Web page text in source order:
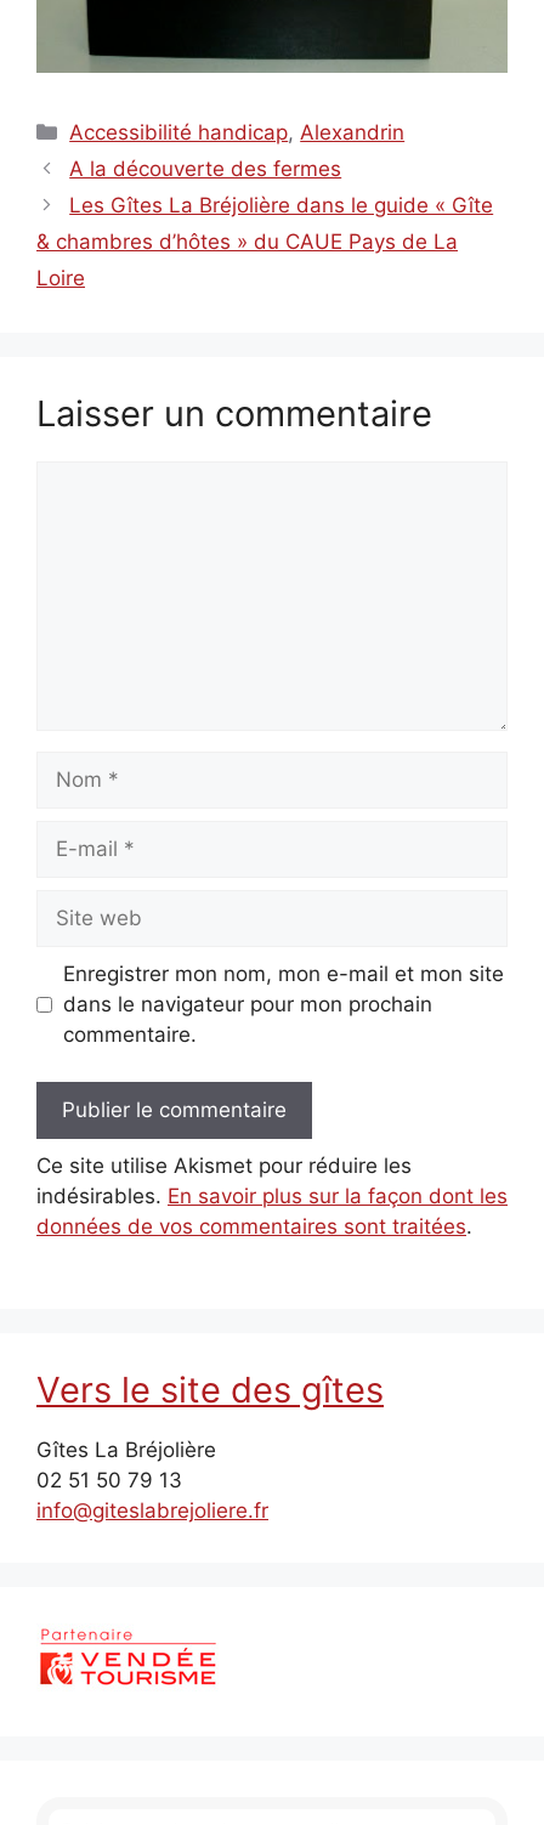
Catégories
Accessibilité handicap,Alexandrin
A la découverte des fermes
Les Gîtes La Bréjolière dans le guide « Gîte
& chambres d’hôtes » du CAUE Pays de La
Loire
Laisser un commentaire
Nom
Site
web
Enregistrer mon nom, mon e-mail et mon site
dans le navigateur pour mon prochain
commentaire.
Ce site utilise Akismet pour réduire les
indésirables. En savoir plus sur la façon dont les
données de vos commentaires sont traitées.
Vers le site des gîtes
Gîtes La Bréjolière
02 51 50 79 13
info@giteslabrejoliere.fr